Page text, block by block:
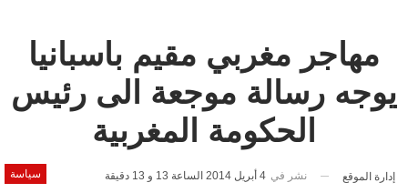
مهاجر مغربي مقيم باسبانيا
يوجه رسالة موجعة الى رئيس
الحكومة المغربية
سياسة إدارة الموقع نشر في 4 أبريل 2014 الساعة 13 و 13 دقيقة